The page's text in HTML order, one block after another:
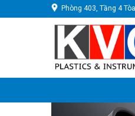
Phòng 403, Tầng 4